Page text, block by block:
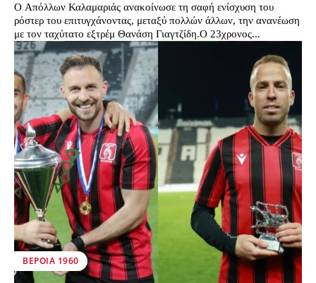
Ο Απόλλων Καλαμαριάς ανακοίνωσε τη σαφή ενίσχυση του
ρόστερ του επιτυγχάνοντας, μεταξύ πολλών άλλων, την ανανέωση
με τον ταχύτατο εξτρέμ Θανάση Γιαγτζίδη.Ο 23χρονος...
ΒΕΡΟΙΑ 1960